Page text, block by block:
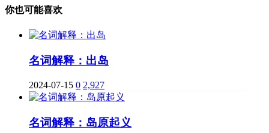
你也可能喜欢
名词解释：出岛
2024-07-15 0 2,927
名词解释：岛原起义